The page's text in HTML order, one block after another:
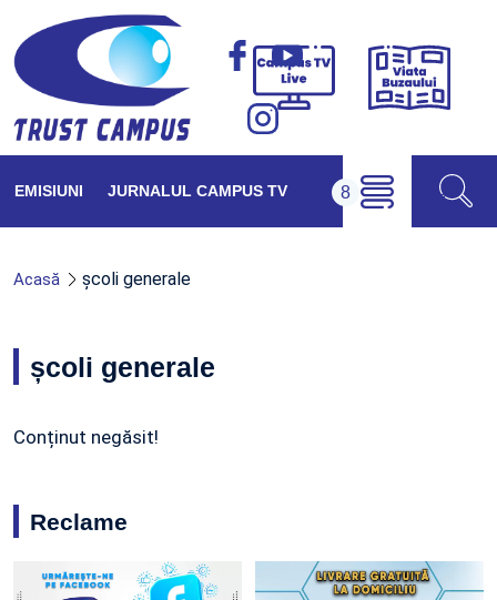
Campus
Viața
EMISIUNI JURNALUL CAMPUS TV
Acasă școli generale
școli generale
Conținut negăsit!
Reclame